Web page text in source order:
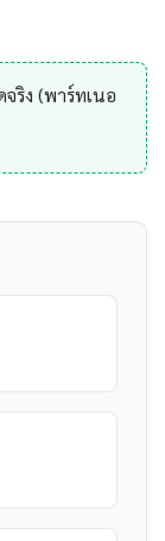
ริง (พาร์ทเนอ